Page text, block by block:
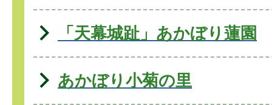
「天幕城趾」あかぼり蓮園
あかぼり小菊の里